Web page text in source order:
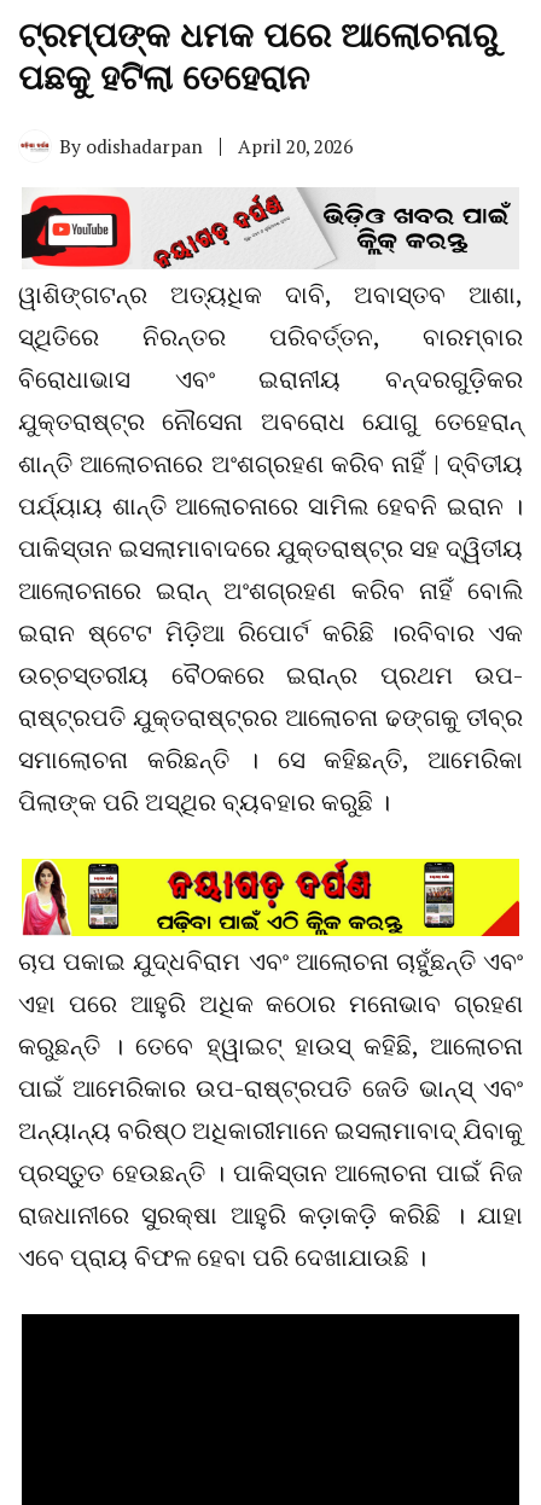
ଟ୍ରମ୍ପଙ୍କ ଧମକ ପରେ ଆଲୋଚନାରୁ
ପଛକୁ ହଟିଲା ତେହେରାନ
By odishadarpan April 20, 2026
ୱାଶିଙ୍ଗଟନ୍‌ର ଅତ୍ୟଧିକ ଦାବି, ଅବାସ୍ତବ ଆଶା,
ସ୍ଥିତିରେ ନିରନ୍ତର ପରିବର୍ତ୍ତନ, ବାରମ୍ବାର
ବିରୋଧାଭାସ ଏବଂ ଇରାନୀୟ ବନ୍ଦରଗୁଡ଼ିକର
ଯୁକ୍ତରାଷ୍ଟ୍ର ନୌସେନା ଅବରୋଧ ଯୋଗୁ ତେହେରାନ୍
ଶାନ୍ତି ଆଲୋଚନାରେ ଅଂଶଗ୍ରହଣ କରିବ ନାହିଁ | ଦ୍ବିତୀୟ
ପର୍ଯ୍ୟାୟ ଶାନ୍ତି ଆଲୋଚନାରେ ସାମିଲ ହେବନି ଇରାନ ।
ପାକିସ୍ତାନ ଇସଲାମାବାଦରେ ଯୁକ୍ତରାଷ୍ଟ୍ର ସହ ଦ୍ୱିତୀୟ
ଆଲୋଚନାରେ ଇରାନ୍ ଅଂଶଗ୍ରହଣ କରିବ ନାହିଁ ବୋଲି
ଇରାନ ଷ୍ଟେଟ ମିଡ଼ିଆ ରିପୋର୍ଟ କରିଛି ।ରବିବାର ଏକ
ଉଚ୍ଚସ୍ତରୀୟ ବୈଠକରେ ଇରାନ୍‌ର ପ୍ରଥମ ଉପ-
ରାଷ୍ଟ୍ରପତି ଯୁକ୍ତରାଷ୍ଟ୍ରର ଆଲୋଚନା ଢଙ୍ଗକୁ ତୀବ୍ର
ସମାଲୋଚନା କରିଛନ୍ତି । ସେ କହିଛନ୍ତି, ଆମେରିକା
ପିଲାଙ୍କ ପରି ଅସ୍ଥିର ବ୍ୟବହାର କରୁଛି ।
ଚାପ ପକାଇ ଯୁଦ୍ଧବିରାମ ଏବଂ ଆଲୋଚନା ଚାହୁଁଛନ୍ତି ଏବଂ
ଏହା ପରେ ଆହୁରି ଅଧିକ କଠୋର ମନୋଭାବ ଗ୍ରହଣ
କରୁଛନ୍ତି । ତେବେ ହ୍ୱାଇଟ୍ ହାଉସ୍ କହିଛି, ଆଲୋଚନା
ପାଇଁ ଆମେରିକାର ଉପ-ରାଷ୍ଟ୍ରପତି ଜେଡି ଭାନ୍ସ୍ ଏବଂ
ଅନ୍ୟାନ୍ୟ ବରିଷ୍ଠ ଅଧିକାରୀମାନେ ଇସଲାମାବାଦ୍ ଯିବାକୁ
ପ୍ରସ୍ତୁତ ହେଉଛନ୍ତି । ପାକିସ୍ତାନ ଆଲୋଚନା ପାଇଁ ନିଜ
ରାଜଧାନୀରେ ସୁରକ୍ଷା ଆହୁରି କଡ଼ାକଡ଼ି କରିଛି । ଯାହା
ଏବେ ପ୍ରାୟ ବିଫଳ ହେବା ପରି ଦେଖାଯାଉଛି ।